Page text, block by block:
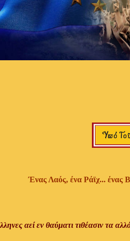
Ένας Λαός, ένα Ράϊχ... ένας
αεί εν θαύματι τιθέασιν τα